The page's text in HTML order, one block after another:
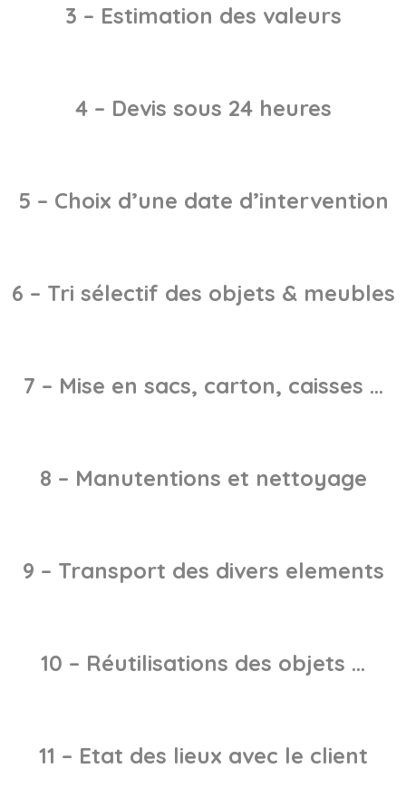
3 – Estimation des valeurs
4 – Devis sous 24 heures
5 – Choix d’une date d’intervention
6 – Tri sélectif des objets & meubles
7 – Mise en sacs, carton, caisses …
8 – Manutentions et nettoyage
9 – Transport des divers elements
10 – Réutilisations des objets …
11 – Etat des lieux avec le client